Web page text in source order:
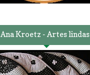
Ana Kroetz - Artes lindas